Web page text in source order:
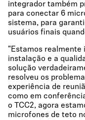
integrador também
para conectar 6
sistema, para
usuários finais
"Estamos realmente
instalação e a
solução
resolveu os
experiência de
como em
o TCC2, agora
microfones de teto